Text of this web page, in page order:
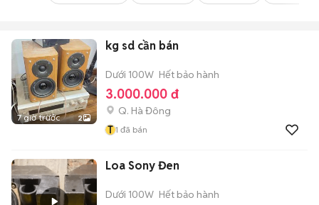
7 giờ trước 2
kg sd cần bán
Dưới 100W Hết bảo hành
3.000.000 đ
Q. Hà Đông
T 1 đã bán
Loa Sony Đen
Dưới 100W Hết bảo hành